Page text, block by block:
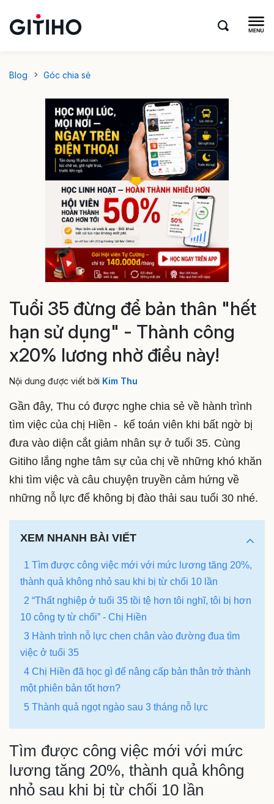
Blog Góc chia sẻ
Tuổi 35 đừng để bản thân "hết
hạn sử dụng" - Thành công
x20% lương nhờ điều này!
Nội dung được viết bởi Kim Thu
Gần đây, Thu có được nghe chia sẻ về hành trình
tìm việc của chị Hiền - kế toán viên khi bất ngờ bị
đưa vào diện cắt giảm nhân sự ở tuổi 35. Cùng
Gitiho lắng nghe tâm sự của chị về những khó khăn
khi tìm việc và câu chuyện truyền cảm hứng về
những nỗ lực để không bị đào thải sau tuổi 30 nhé.
XEM NHANH BÀI VIẾT
1 Tìm được công việc mới với mức lương tăng 20%,
thành quả không nhỏ sau khi bị từ chối 10 lần
2 “Thất nghiệp ở tuổi 35 tồi tệ hơn tôi nghĩ, tôi bị hơn
10 công ty từ chối” - Chị Hiền
3 Hành trình nỗ lực chen chân vào đường đua tìm
việc ở tuổi 35
4 Chị Hiền đã học gì để nâng cấp bản thân trở thành
một phiên bản tốt hơn?
5 Thành quả ngọt ngào sau 3 tháng nỗ lực
Tìm được công việc mới với mức
lương tăng 20%, thành quả không
nhỏ sau khi bị từ chối 10 lần